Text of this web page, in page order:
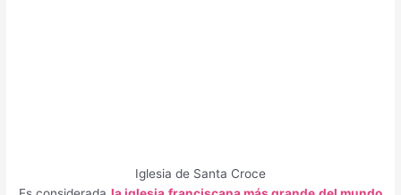
Iglesia de Santa Croce